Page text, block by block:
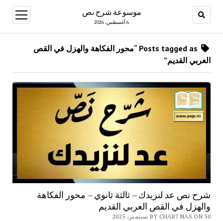
موسوعة شرح نص
6 أغسطس، 2026
open
menu
Posts tagged as “محور الفكاهة والهزل في القص
العربي القديم”
شرح نص عد لنزيدك – ثالثة ثانوي – محور الفكاهة
والهزل في القص العربي القديم
BY CHAR7 NAS ON 30 سبتمبر، 2025